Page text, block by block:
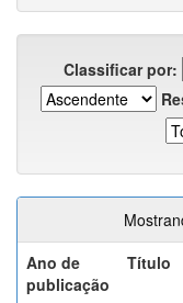
Classificar por:
Ano de
publicação
Título